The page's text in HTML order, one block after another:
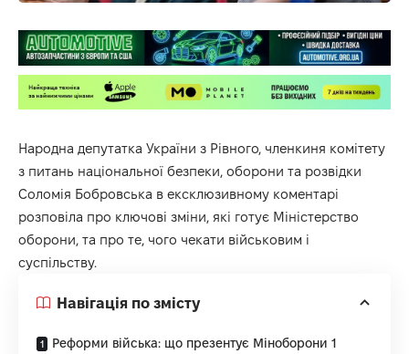
Народна депутатка України з Рівного, членкиня комітету
з питань національної безпеки, оборони та розвідки
Соломія Бобровська в ексклюзивному коментарі
розповіла про ключові зміни, які готує Міністерство
оборони, та про те, чого чекати військовим і
суспільству.
Навігація по змісту
Реформи війська: що презентує Міноборони 1